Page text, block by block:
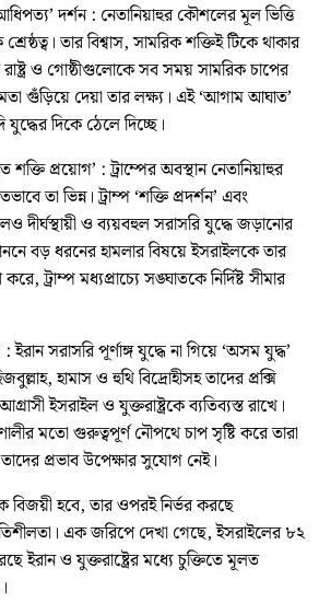
দর্শন : নেতানিয়াহুর কৌশলের মূল ভিত্তি
তার বিশ্বাস, সামরিক শক্তিই টিকে থাকার
রাষ্ট্র ও গোষ্ঠীগুলোকে সব সময় সামরিক চাপের
গুঁড়িয়ে দেয়া তার লক্ষ্য। এই ‘আগাম আঘাত’
যুদ্ধের দিকে ঠেলে দিচ্ছে।
শক্তি প্রয়োগ’ : ট্রাম্পের অবস্থান নেতানিয়াহুর
তা ভিন্ন। ট্রাম্প ‘শক্তি প্রদর্শন’ এবং
দীর্ঘস্থায়ী ও ব্যয়বহুল সরাসরি যুদ্ধে জড়ানোর
বড় ধরনের হামলার বিষয়ে ইসরাইলকে তার
ট্রাম্প মধ্যপ্রাচ্যে সঙ্ঘাতকে নির্দিষ্ট সীমার
সরাসরি পূর্ণাঙ্গ যুদ্ধে না গিয়ে ‘অসম যুদ্ধ’
হামাস ও হুথি বিদ্রোহীসহ তাদের প্রক্সি
ইসরাইল ও যুক্তরাষ্ট্রকে ব্যতিব্যস্ত রাখে।
মতো গুরুত্বপূর্ণ নৌপথে চাপ সৃষ্টি করে তারা
প্রভাব উপেক্ষার সুযোগ নেই।
বিজয়ী হবে, তার ওপরই নির্ভর করছে
এক জরিপে দেখা গেছে, ইসরাইলের ৮২
ইরান ও যুক্তরাষ্ট্রের মধ্যে চুক্তিতে মূলত